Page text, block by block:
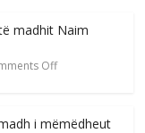
madhit Naim
Off
i mëmëdheut